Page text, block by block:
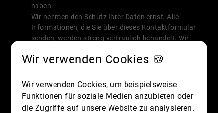
haben.
Wir nehmen den Schutz Ihrer Daten ernst. Alle
Informationen, die Sie über dieses Kontaktformular
senden, werden streng vertraulich behandelt. Wir
Dritte weitergegeben, verkauft oder anderweitig
Vielen Dank für Ihr Vertrauen.
Senden
Wir verwenden Cookies 🍪
Wir verwenden Cookies, um beispielsweise
Funktionen für soziale Medien anzubieten oder
die Zugriffe auf unsere Website zu analysieren.